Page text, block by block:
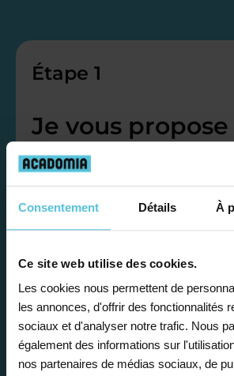
Consentement Détails À
Ce site web utilise des cookies.
Les cookies nous permettent de
les annonces, d'offrir des fonctionnalités
sociaux et d'analyser notre trafic. Nous
également des informations sur
nos partenaires de médias sociaux, de
Étape 1
Je vous propose
bilan
Gratuite et sans
première étape pour faire le
besoins et vous préconiser
plus adaptée.
Étape 2